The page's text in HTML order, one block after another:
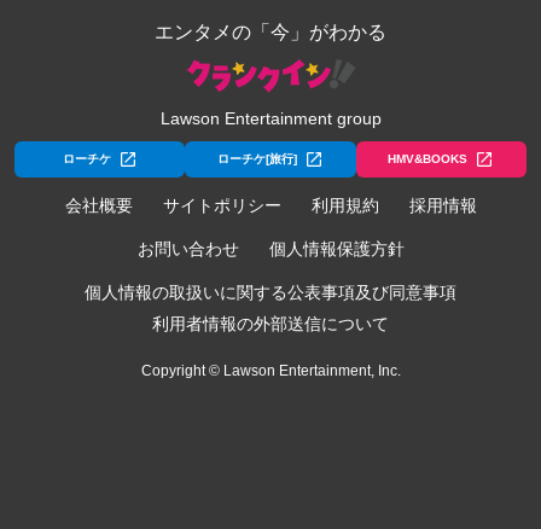
エンタメの「今」がわかる
Lawson Entertainment group
ローチケ ローチケ[旅行] HMV&BOOKS
会社概要 サイトポリシー 利用規約 採用情報
お問い合わせ 個人情報保護方針
個人情報の取扱いに関する公表事項及び同意事項
利用者情報の外部送信について
Copyright © Lawson Entertainment, Inc.